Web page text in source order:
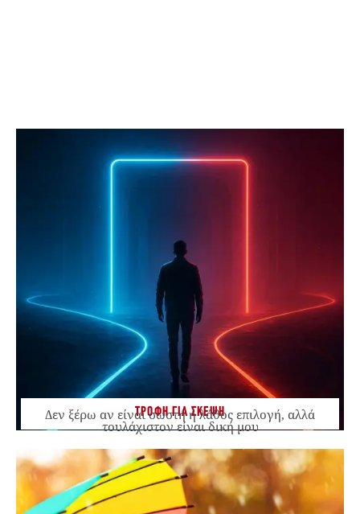
ΤΡΟΦΗ ΓΙΑ ΣΚΕΨΗ
Δεν ξέρω αν είναι σωστή ή λάθος επιλογή, αλλά
τουλάχιστον είναι δική μου